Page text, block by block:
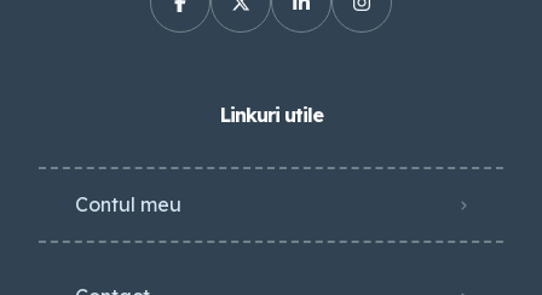
Linkuri utile
Contul meu